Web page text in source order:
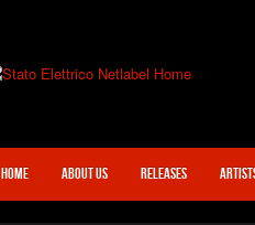
HOME ABOUT US RELEASES